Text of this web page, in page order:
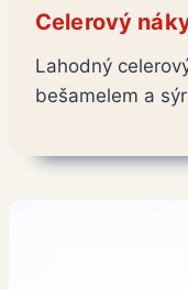
Celerový
Lahodný
bešamelem a